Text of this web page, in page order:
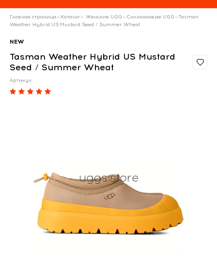
Главная страница— Каталог— Женские UGG— Силиконовые UGG—Tasman
Weather Hybrid US Mustard Seed / Summer Wheat
NEW
Tasman Weather Hybrid US Mustard
Seed / Summer Wheat
Артикул: